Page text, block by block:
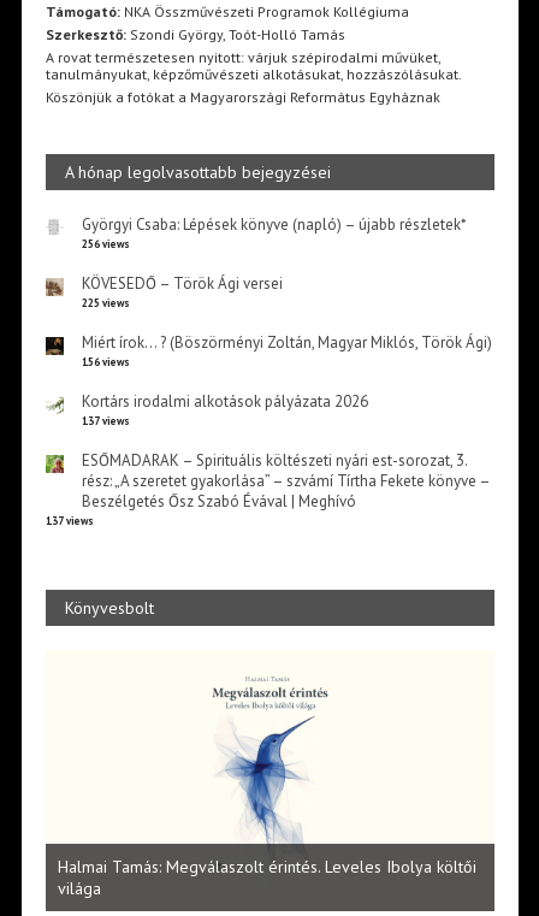
Támogató:NKA Összművészeti Programok Kollégiuma
Szerkesztő:Szondi György, Toót-Holló Tamás
A rovat természetesen nyitott: várjuk szépirodalmi művüket,
tanulmányukat, képzőművészeti alkotásukat, hozzászólásukat.
Köszönjük a fotókat a Magyarországi Református Egyháznak
A hónap legolvasottabb bejegyzései
Györgyi Csaba: Lépések könyve (napló) – újabb részletek*
256 views
KÖVESEDŐ – Török Ági versei
225 views
Miért írok… ? (Böszörményi Zoltán, Magyar Miklós, Török Ági)
156 views
Kortárs irodalmi alkotások pályázata 2026
137 views
ESŐMADARAK – Spirituális költészeti nyári est-sorozat, 3.
rész: „A szeretet gyakorlása” – szvámí Tírtha Fekete könyve –
Beszélgetés Ősz Szabó Évával | Meghívó
137 views
Könyvesbolt
Halmai Tamás: Megválaszolt érintés. Leveles Ibolya költői
világa